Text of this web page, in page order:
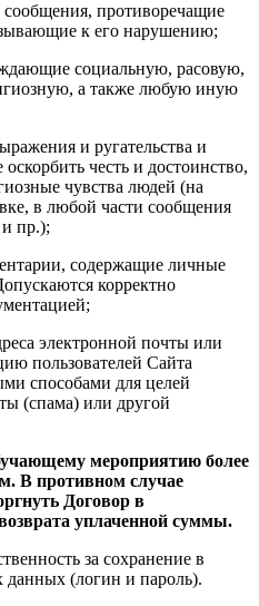
противоречащие
к его нарушению;
социальную, расовую,
а также любую иную
и ругательства и
честь и достоинство,
чувства людей (на
в любой части сообщения
пр.);
содержащие личные
корректно
электронной почты или
пользователей Сайта
способами для целей
(спама) или другой
мероприятию более
В противном случае
Договор в
уплаченной суммы.
за сохранение в
данных (логин и пароль).